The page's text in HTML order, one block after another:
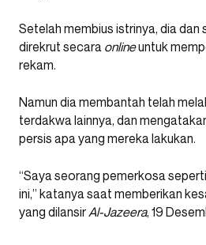
Setelah membius istrinya, dia dan
direkrut secara onlineuntuk
rekam.
Namun dia membantah telah
terdakwa lainnya, dan
persis apa yang mereka lakukan.
“Saya seorang pemerkosa
ini,” katanya saat memberikan
yang dilansir Al-Jazeera, 19